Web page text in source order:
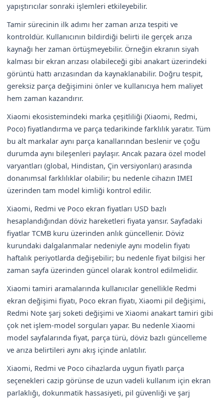
yapıştırıcılar sonraki işlemleri etkileyebilir.
Tamir sürecinin ilk adımı her zaman arıza tespiti ve
kontroldür. Kullanıcının bildirdiği belirti ile gerçek arıza
kaynağı her zaman örtüşmeyebilir. Örneğin ekranın siyah
kalması bir ekran arızası olabileceği gibi anakart üzerindeki
görüntü hattı arızasından da kaynaklanabilir. Doğru tespit,
gereksiz parça değişimini önler ve kullanıcıya hem maliyet
hem zaman kazandırır.
Xiaomi ekosistemindeki marka çeşitliliği (Xiaomi, Redmi,
Poco) fiyatlandırma ve parça tedarikinde farklılık yaratır. Tüm
bu alt markalar aynı parça kanallarından beslenir ve çoğu
durumda aynı bileşenleri paylaşır. Ancak pazara özel model
varyantları (global, Hindistan, Çin versiyonları) arasında
donanımsal farklılıklar olabilir; bu nedenle cihazın IMEI
üzerinden tam model kimliği kontrol edilir.
Xiaomi, Redmi ve Poco ekran fiyatları USD bazlı
hesaplandığından döviz hareketleri fiyata yansır. Sayfadaki
fiyatlar TCMB kuru üzerinden anlık güncellenir. Döviz
kurundaki dalgalanmalar nedeniyle aynı modelin fiyatı
haftalık periyotlarda değişebilir; bu nedenle fiyat bilgisi her
zaman sayfa üzerinden güncel olarak kontrol edilmelidir.
Xiaomi tamiri aramalarında kullanıcılar genellikle Redmi
ekran değişimi fiyatı, Poco ekran fiyatı, Xiaomi pil değişimi,
Redmi Note şarj soketi değişimi ve Xiaomi anakart tamiri gibi
çok net işlem-model sorguları yapar. Bu nedenle Xiaomi
model sayfalarında fiyat, parça türü, döviz bazlı güncelleme
ve arıza belirtileri aynı akış içinde anlatılır.
Xiaomi, Redmi ve Poco cihazlarda uygun fiyatlı parça
seçenekleri cazip görünse de uzun vadeli kullanım için ekran
parlaklığı, dokunmatik hassasiyeti, pil güvenliği ve şarj